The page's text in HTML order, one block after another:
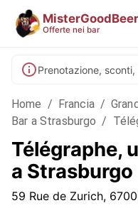
MisterGoodBeer
Offerte nei bar
Prenotazione,
Home / Francia /
Bar a Strasburgo /
Télégraphe,
a Strasburgo
59 Rue de Zurich,